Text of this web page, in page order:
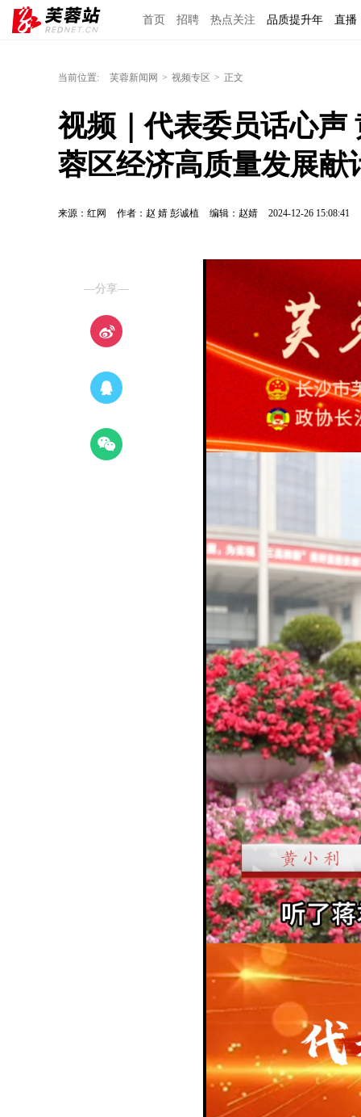
首页 招聘 热点关注 品质提升年 直播
当前位置: 芙蓉新闻网 > 视频专区 > 正文
视频｜代表委员话心声
蓉区经济高质量发展献
来源：红网 作者：赵 婧 彭诚植 编辑：赵婧 2024-12-26 15:08:41
—分享—